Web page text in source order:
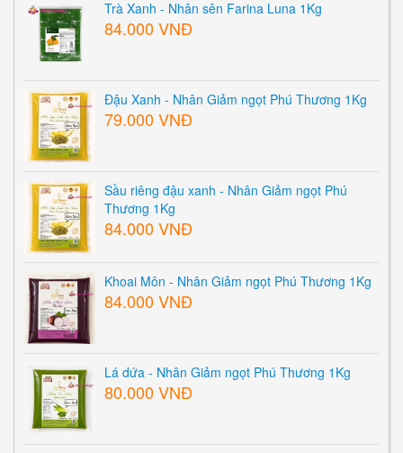
Trà Xanh - Nhân sên Farina Luna 1Kg
84.000 VNĐ
Đậu Xanh - Nhân Giảm ngọt Phú Thương 1Kg
79.000 VNĐ
Sầu riêng đậu xanh - Nhân Giảm ngọt Phú
Thương 1Kg
84.000 VNĐ
Khoai Môn - Nhân Giảm ngọt Phú Thương 1Kg
84.000 VNĐ
Lá dứa - Nhân Giảm ngọt Phú Thương 1Kg
80.000 VNĐ